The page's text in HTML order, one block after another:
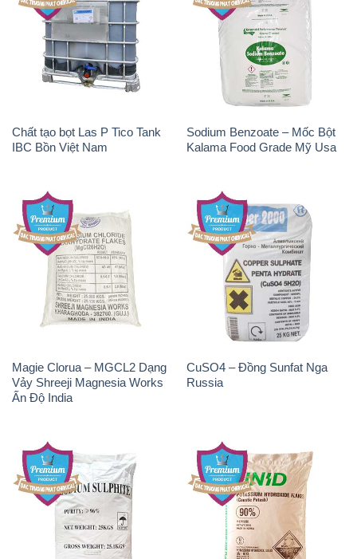
Chất tạo bọt Las P Tico Tank
IBC Bồn Việt Nam
Sodium Benzoate – Mốc Bột
Kalama Food Grade Mỹ Usa
Magie Clorua – MGCL2 Dạng
Vảy Shreeji Magnesia Works
Ấn Độ India
CuSO4 – Đồng Sunfat Nga
Russia